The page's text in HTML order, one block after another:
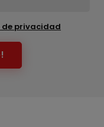
privacidad